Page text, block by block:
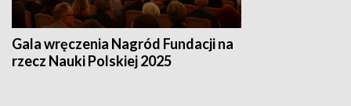
Gala wręczenia Nagród Fundacji na
rzecz Nauki Polskiej 2025